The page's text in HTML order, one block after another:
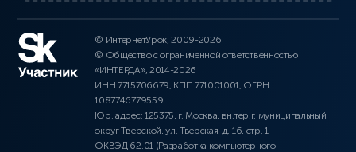
© ИнтернетУрок, 2009-2026
© Общество с ограниченной ответственностью
«ИНТЕРДА», 2014-2026
ИНН 7715706679, КПП 771001001, ОГРН
1087746779559
Юр. адрес: 125375, г. Москва, вн.тер.г. муниципальный
округ Тверской, ул. Тверская, д. 16, стр. 1
ОКВЭД 62.01 (Разработка компьютерного